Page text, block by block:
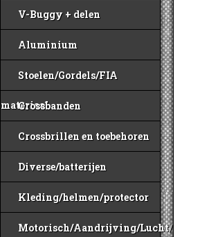
V-Buggy + delen
Aluminium
Stoelen/Gordels/FIA
materiaal
Crossbanden
Crossbrillen en toebehoren
Diverse/batterijen
Kleding/helmen/protector
Motorisch/Aandrijving/Lucht/Benzine